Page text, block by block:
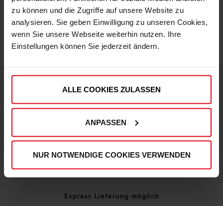
zu können und die Zugriffe auf unsere Website zu
analysieren. Sie geben Einwilligung zu unseren Cookies,
wenn Sie unsere Webseite weiterhin nutzen. Ihre
Einstellungen können Sie jederzeit ändern.
ALLE COOKIES ZULASSEN
ANPASSEN
NUR NOTWENDIGE COOKIES VERWENDEN
DEINE VORTEILE IN UNSEREM SHOP
Express Lieferung möglich